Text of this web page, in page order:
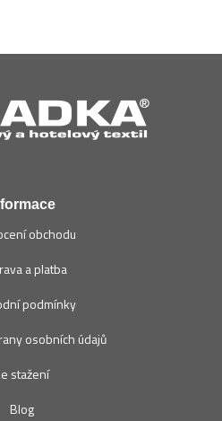
obchodu
a platba
podmínky
osobních údajů
stažení
Blog